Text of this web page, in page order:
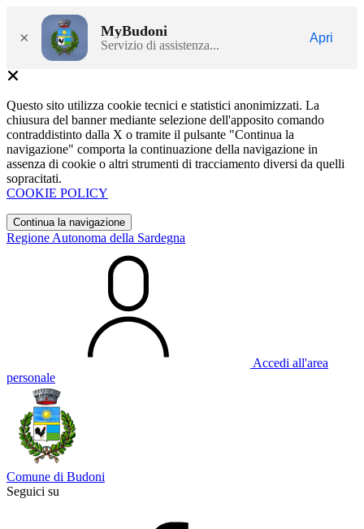
× MyBudoni
Servizio di assistenza...
Apri
Questo sito utilizza cookie tecnici e statistici anonimizzati. La
chiusura del banner mediante selezione dell'apposito comando
contraddistinto dalla X o tramite il pulsante "Continua la
navigazione" comporta la continuazione della navigazione in
assenza di cookie o altri strumenti di tracciamento diversi da quelli
sopracitati.
COOKIE POLICY
Continua la navigazione
Regione Autonoma della Sardegna
Accedi all'area
personale
Comune di Budoni
Seguici su